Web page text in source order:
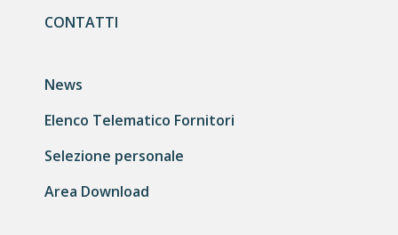
CONTATTI
News
Elenco Telematico Fornitori
Selezione personale
Area Download